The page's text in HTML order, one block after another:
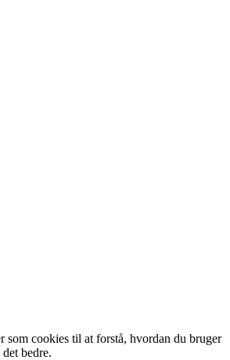
som cookies til at forstå, hvordan du bruger
bedre.